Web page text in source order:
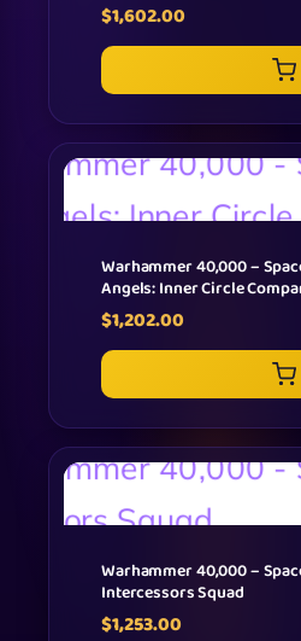
$1,602.00
Warhammer 40,000 –
Angels: Inner Circle
$1,202.00
Warhammer 40,000 –
Intercessors Squad
$1,253.00